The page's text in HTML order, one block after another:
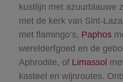
kustlijn met azuurblauwe
met de kerk van Sint-
met flamingo’s, Paphos
werelderfgoed en de
Aphrodite, of Limassol
kasteel en wijnroutes.